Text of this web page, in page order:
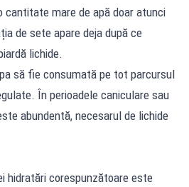
cantitate mare de apă doar atunci
de sete apare deja după ce
lichide.
să fie consumată pe tot parcursul
În perioadele caniculare sau
abundentă, necesarul de lichide
hidratări corespunzătoare este